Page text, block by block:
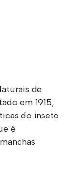
de
em 1915,
do inseto
é